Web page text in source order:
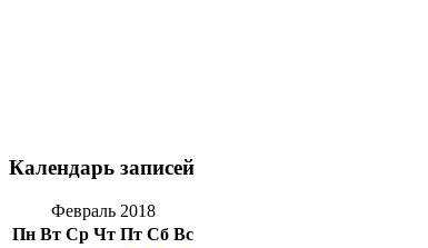
Календарь записей
Февраль 2018
Пн Вт Ср Чт Пт Сб Вс